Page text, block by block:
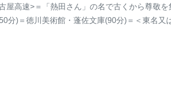
屋高速>＝「熱田さん」の名で古くから尊敬を
分)＝徳川美術館・蓬佐文庫(90分)＝＜東名又